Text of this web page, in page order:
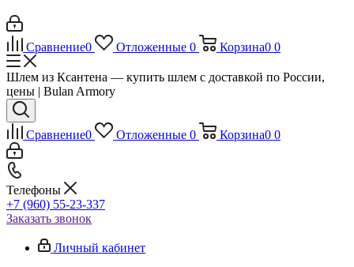
Сравнение0 Отложенные 0 Корзина0 0
Шлем из Ксантена — купить шлем с доставкой по России,
цены | Bulan Armory
Сравнение0 Отложенные 0 Корзина0 0
Телефоны
+7 (960) 55-23-337
Заказать звонок
Личный кабинет